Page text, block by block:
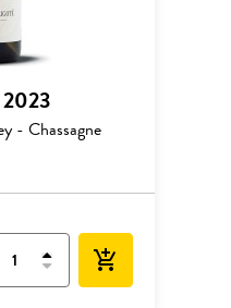
2023
- Chassagne
add_shopping_cart